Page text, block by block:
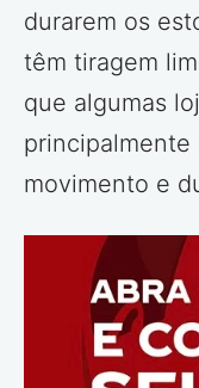
durarem os
têm tiragem
que algumas
principalmente
movimento e